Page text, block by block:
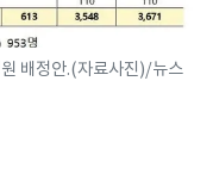
배정안.(자료사진)/뉴스